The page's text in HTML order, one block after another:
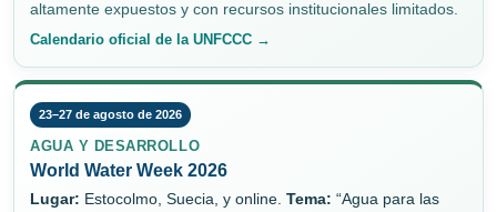
altamente expuestos y con recursos institucionales limitados.
Calendario oficial de la UNFCCC →
23–27 de agosto de 2026
AGUA Y DESARROLLO
World Water Week 2026
Lugar: Estocolmo, Suecia, y online. Tema: “Agua para las